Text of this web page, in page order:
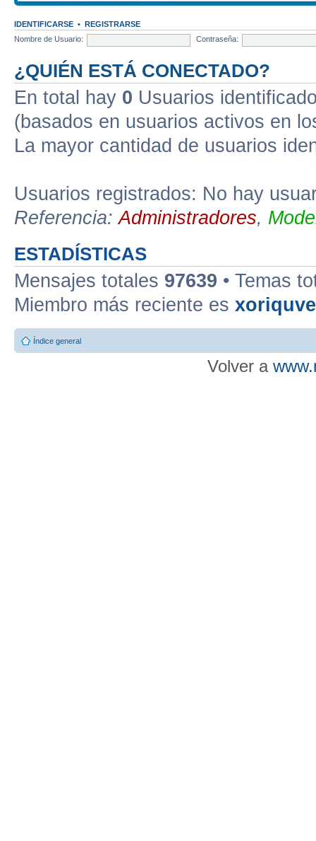
IDENTIFICARSE • REGISTRARSE
Nombre de Usuario:
Contraseña:
¿QUIÉN ESTÁ CONECTADO?
En total hay 0 Usuarios
(basados en usuarios activos en
La mayor cantidad de usuarios
Usuarios registrados: No hay
Referencia:Administradores,
ESTADÍSTICAS
Mensajes totales 97639 • Temas
Miembro más reciente es
Índice general
Volver a